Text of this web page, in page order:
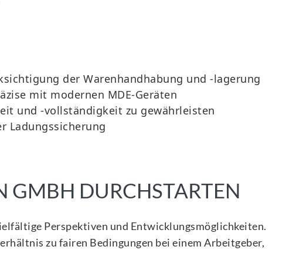
der Warenhandhabung und -lagerung
mit modernen MDE-Geräten
und -vollständigkeit zu gewährleisten
Ladungssicherung
GMBH DURCHSTARTEN
Perspektiven und Entwicklungsmöglichkeiten.
zu fairen Bedingungen bei einem Arbeitgeber,